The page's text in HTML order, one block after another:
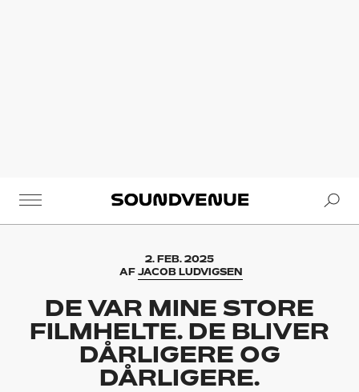
Soundvenue
2. FEB. 2025
AFJACOB LUDVIGSEN
DE VAR MINE STORE
FILMHELTE. DE BLIVER
DÅRLIGERE OG
DÅRLIGERE.